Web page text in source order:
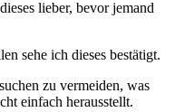
lieber, bevor jemand
sehe ich dieses bestätigt.
zu vermeiden, was
einfach herausstellt.